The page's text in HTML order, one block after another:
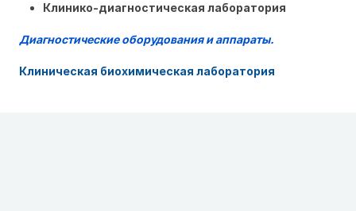
Клинико-диагностическая лаборатория
Диагностические оборудования и аппараты.
Клиническая биохимическая лаборатория